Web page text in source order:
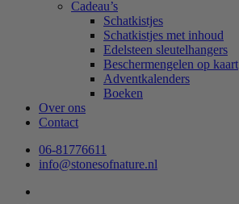
Cadeau’s
Schatkistjes
Schatkistjes met inhoud
Edelsteen sleutelhangers
Beschermengelen op kaart
Adventkalenders
Boeken
Over ons
Contact
06-81776611
info@stonesofnature.nl